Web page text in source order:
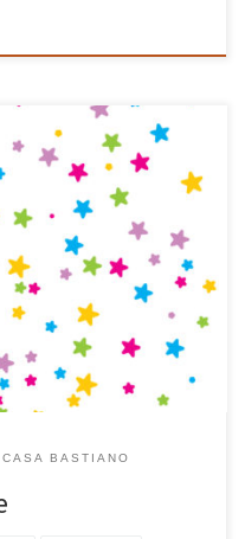
è la prima volta che ne
E’ nata così, un po’ per
di Sergio Cammariere
senza questa
BASTIANO